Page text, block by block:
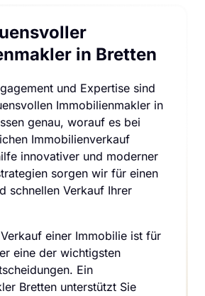
in Bretten
und Expertise sind
Immobilienmakler in
genau, worauf es bei
Immobilienverkauf
innovativer und moderner
sorgen wir für einen
schnellen Verkauf Ihrer
einer Immobilie ist für
eine der wichtigsten
Ein
Bretten unterstützt Sie